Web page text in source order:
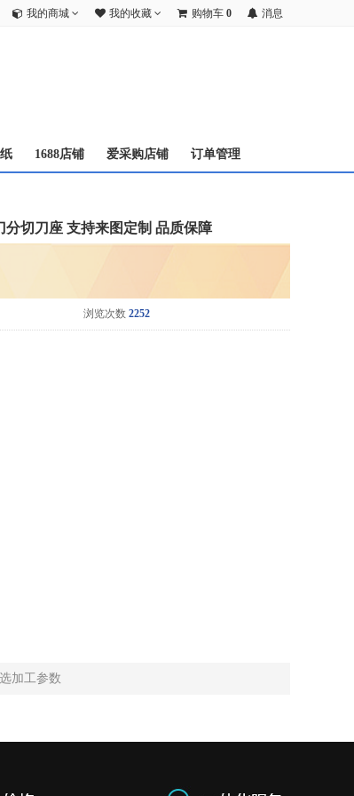
我的商城 我的收藏 购物车 0 消息
1688店铺 爱采购店铺 订单管理
切刀座 支持来图定制 品质保障
浏览次数 2252
加工参数